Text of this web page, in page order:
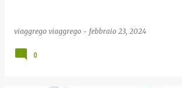
viaggrego viaggrego - febbraio 23, 2024
0